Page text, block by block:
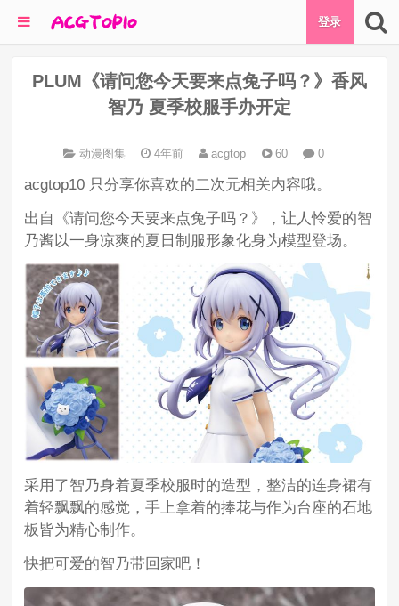
登录
PLUM《请问您今天要来点兔子吗？》香风
智乃 夏季校服手办开定
动漫图集 4年前 acgtop 60 0
acgtop10 只分享你喜欢的二次元相关内容哦。
出自《请问您今天要来点兔子吗？》，让人怜爱的智
乃酱以一身凉爽的夏日制服形象化身为模型登场。
采用了智乃身着夏季校服时的造型，整洁的连身裙有
着轻飘飘的感觉，手上拿着的捧花与作为台座的石地
板皆为精心制作。
快把可爱的智乃带回家吧！